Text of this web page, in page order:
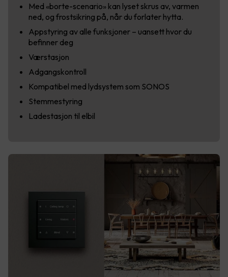
Med «borte-scenario» kan lyset skrus av, varmen
ned, og frostsikring på, når du forlater hytta.
Appstyring av alle funksjoner – uansett hvor du
befinner deg
Værstasjon
Adgangskontroll
Kompatibel med lydsystem som SONOS
Stemmestyring
Ladestasjon til elbil